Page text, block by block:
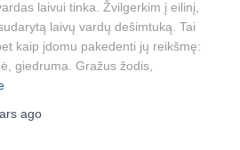
laivui tinka. Žvilgerkim į eilinį,
laivų vardų dešimtuką. Tai
kaip įdomu pakedenti jų reikšmę:
giedruma. Gražus žodis,
ago